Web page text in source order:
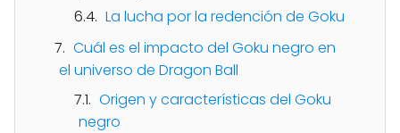
La lucha por la redención de Goku
Cuál es el impacto del Goku negro en
el universo de Dragon Ball
Origen y características del Goku
negro